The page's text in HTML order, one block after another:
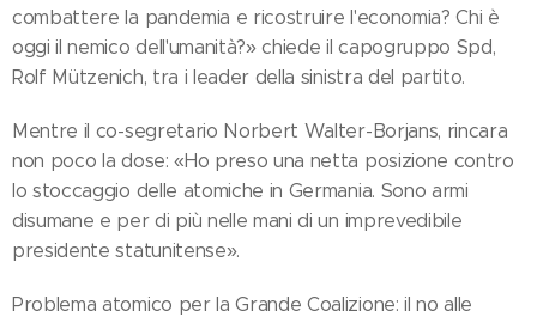
combattere la pandemia e ricostruire l'economia? Chi è
oggi il nemico dell'umanità?» chiede il capogruppo Spd,
Rolf Mützenich, tra i leader della sinistra del partito.
Mentre il co-segretario Norbert Walter-Borjans, rincara
non poco la dose: «Ho preso una netta posizione contro
lo stoccaggio delle atomiche in Germania. Sono armi
disumane e per di più nelle mani di un imprevedibile
presidente statunitense».
Problema atomico per la Grande Coalizione: il no alle